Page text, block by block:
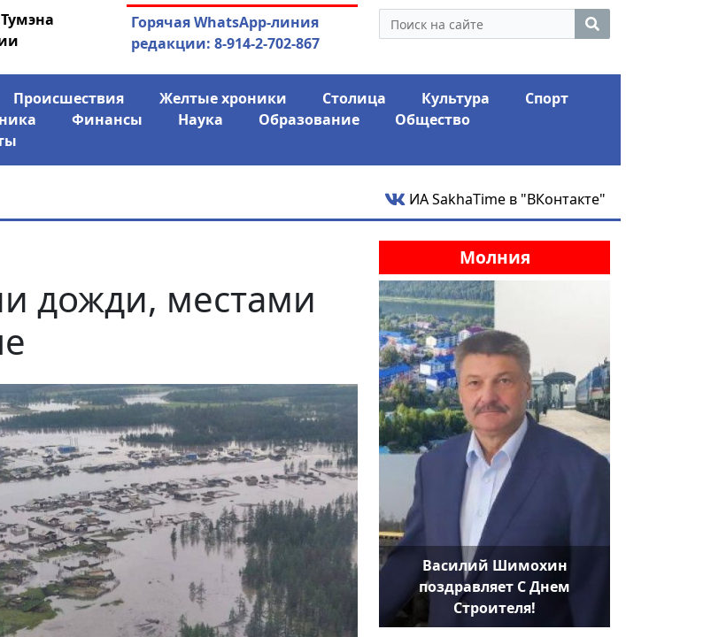
03.08.2026АЛРОСА ушла в минус и ожидает еще одного
финансового удара
04.08.2026
Горячая WhatsApp-линия
редакции: 8-914-2-702-867
Происшествия Желтые хроники Столица Культура
Спорт
Финансы Наука Образование
Общество
ИА SakhaTime в "ВКонтакте"
дожди, местами
Молния
Василий Шимохин
поздравляет С Днем
Строителя!